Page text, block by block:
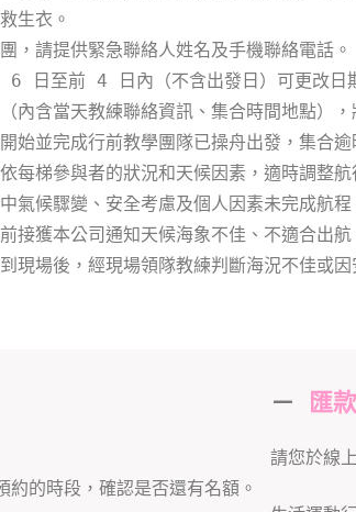
生衣。
，請提供緊急聯絡人姓名及手機聯絡電話。
6 日至前 4 日內（不含出發日）可更改日
（內含當天教練聯絡資訊、集合時間地點
開始並完成行前教學團隊已操舟出發，集合
依每梯參與者的狀況和天候因素，適時調整
氣候驟變、安全考慮及個人因素未完成航程
接獲本公司通知天候海象不佳、不適合出
到現場後，經現場領隊教練判斷海況不佳
約的時段，確認是否還有名額。
－ 匯
請您於線